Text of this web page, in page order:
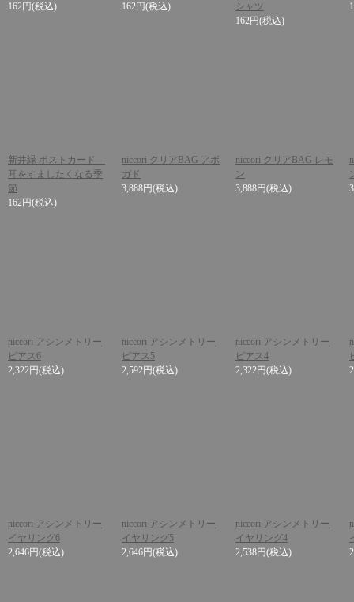
162円(税込)
162円(税込)
シャツ
162円(税込)
新井緑 ポストカード
耳をすましたくなる季
節
162円(税込)
niccori クリアBAG アボ
ガド
3,888円(税込)
niccori クリアBAG レモ
ン
3,888円(税込)
niccori アシンメトリー
ピアス6
2,322円(税込)
niccori アシンメトリー
ピアス5
2,592円(税込)
niccori アシンメトリー
ピアス4
2,322円(税込)
niccori アシンメトリー
イヤリング6
2,646円(税込)
niccori アシンメトリー
イヤリング5
2,646円(税込)
niccori アシンメトリー
イヤリング4
2,538円(税込)